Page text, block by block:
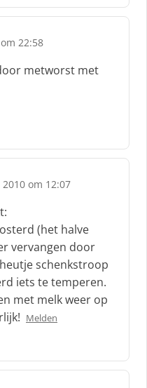
22:58
metworst met
om 12:07
(het halve
vervangen door
schenkstroop
iets te temperen.
met melk weer op
Melden